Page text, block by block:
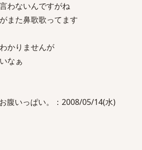
わないんですがね
また鼻歌歌ってます
かりませんが
なぁ
腹いっぱい。：2008/05/14(水)